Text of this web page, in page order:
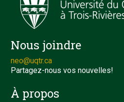
Nous joindre
neo@uqtr.ca
Partagez-nous vos nouvelles!
À propos